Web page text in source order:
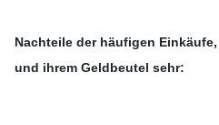
Nachteile der häufigen
und ihrem Geldbeutel sehr: